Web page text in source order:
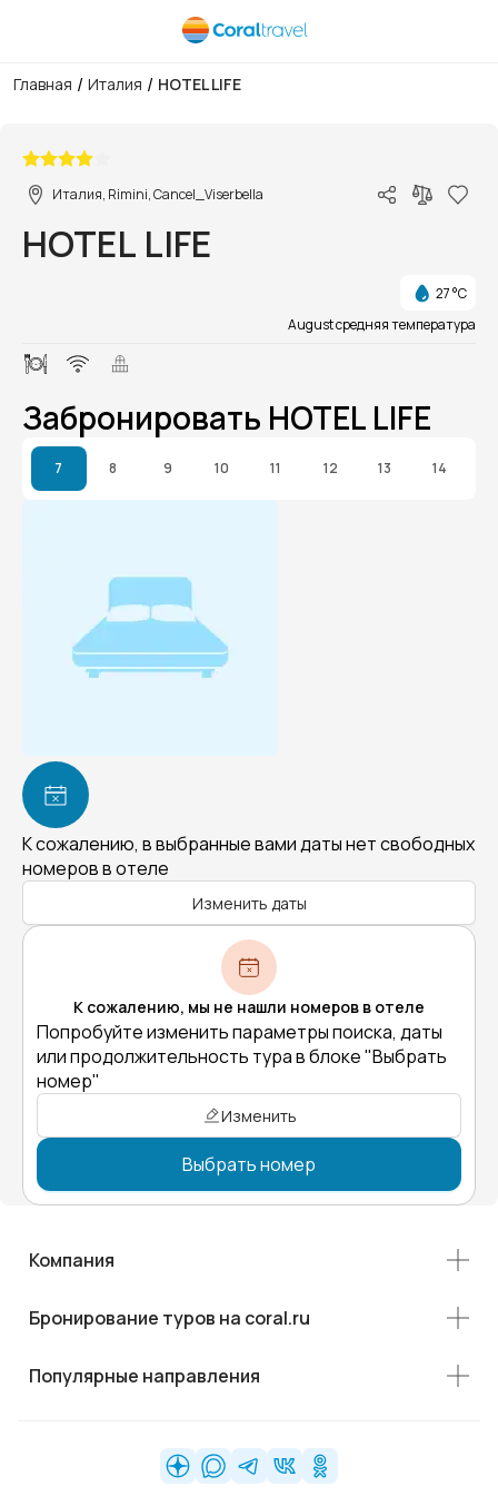
Главная / Италия / HOTEL LIFE
Италия, Rimini, Cancel_Viserbella
HOTEL LIFE
27 °C
August средняя температура
Забронировать HOTEL LIFE
7 8 9 10 11 12 13 14
К сожалению, в выбранные вами даты нет свободных
номеров в отеле
Изменить даты
К сожалению, мы не нашли номеров в отеле
Попробуйте изменить параметры поиска, даты
или продолжительность тура в блоке "Выбрать
номер"
Изменить
Выбрать номер
Компания
Бронирование туров на coral.ru
Популярные направления